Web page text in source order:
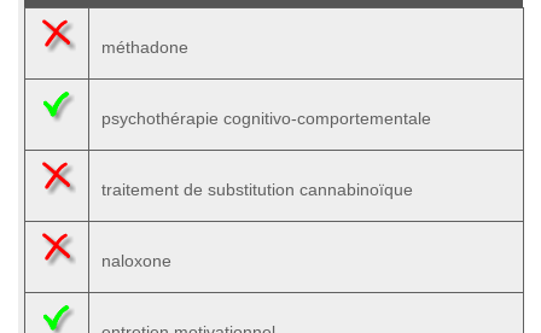
méthadone
psychothérapie cognitivo-comportementale
traitement de substitution cannabinoïque
naloxone